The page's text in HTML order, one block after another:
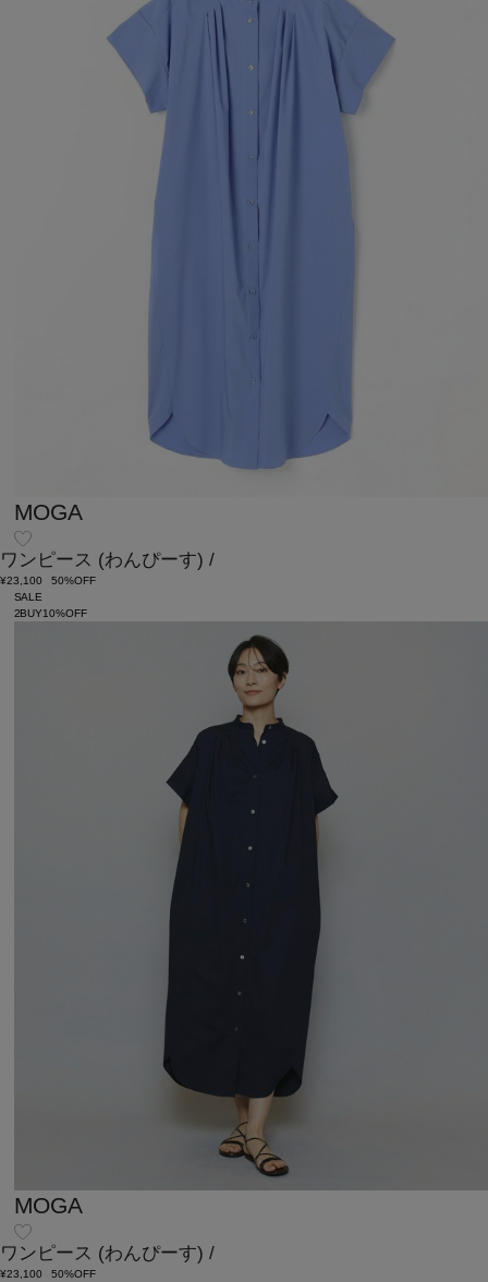
MOGA
ワンピース (わんぴーす) /
¥23,100
50%OFF
SALE
2BUY10%OFF
MOGA
ワンピース (わんぴーす) /
¥23,100
50%OFF